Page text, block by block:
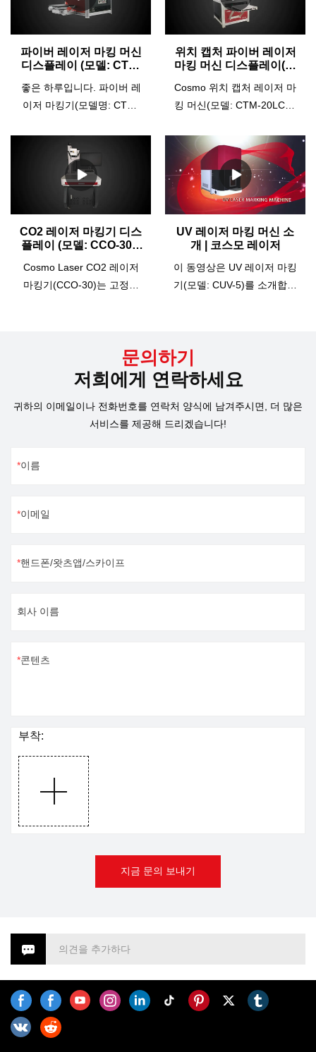
파이버 레이저 마킹 머신
디스플레이 (모델: CTM-
좋은 하루입니다. 파이버 레
이저 마킹기(모델명: CTM-
귀금속으로 만든 보석, CTM-
20m/50이 가장 권장됩니다.
기능: √미세한 마킹 √깊은 각
인 √간단한 절단 √빠른 속도
√간단한 조작 √긴 레이저 수
명 √회전식 뱅글, 링에 360도
연속 마킹자세한 내용은 당
사에 문의하십시오.
위치 캡처 파이버 레이저
마킹 머신 디스플레이(모
모 레이저
Cosmo 위치 캡처 레이저 마
킹 머신(모델: CTM-20LCM)
이 있는 CTM-20m을 기반으
로 합니다. 인적 오류로 인한
부정확한 마킹을 제거하는
위치 지정 기능이 있습니다.
주변을 살펴보자.CTM-20m
의 모든 장점을 가지고 있을
뿐만 아니라 산업용 카메라
가 장착되어 있어 마킹 영역
내의 위치에 관계없이 여러
물을 설정할 수 있습니다. 이
전 마킹 위치를 자동으로 검
색하여 마킹을 정확하게 반
복할 수 있습니다. 그 디자인
은 고정밀 조립 라인 자동화
CO2 레이저 마킹기 디스
플레이 (모델: CCO-30) |
Cosmo Laser CO2 레이저
마킹기(CCO-30)는 고정밀
킹을 제공합니다.옵션인 회
전 마킹 기능을 사용하면 평
판 CO2 레이저 마킹 기계로
는 할 수 없는 원형 물체를 마
킹할 수 있습니다. 목재, 플라
같은 비금속 재료에 적합한
UV 레이저 마킹 머신 소
개 ​​| 코스모 레이저
이 동영상은 UV 레이저 마킹
기(모델: CUV-5)를 소개합니
니다. 그것은 일반적으로 높
은 요구 사항이 필요한 금색
및 은색 보석 각인, 하드웨어
제품, 선물, 유리 제품, 플라
스틱 제품, 아크릴에 사용됩
문의하기
저희에게 연락하세요
귀하의 이메일이나 전화번호를 연락처 양식에 남겨주시면, 더 많은
서비스를 제공해 드리겠습니다!
이름
이메일
핸드폰/왓츠앱/스카이프
회사 이름
콘텐츠
부착:
지금 문의 보내기
의견을 추가하다